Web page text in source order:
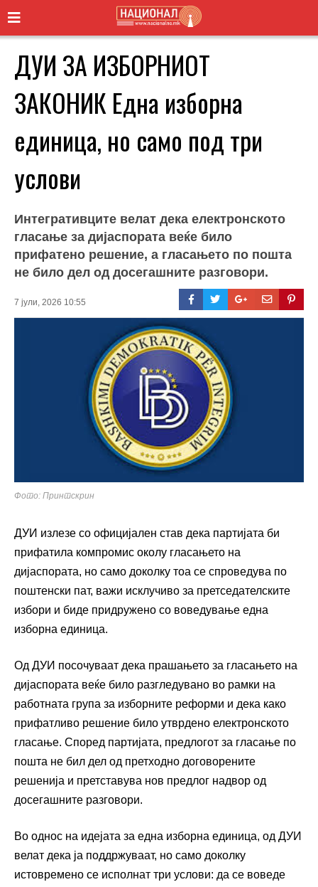
ДУИ ЗА ИЗБОРНИОТ
ЗАКОНИК Една изборна
единица, но само под три
услови
Интегративците велат дека електронското
гласање за дијаспората веќе било
прифатено решение, а гласањето по пошта
не било дел од досегашните разговори.
7 јули, 2026 10:55
Фото: Принтскрин
ДУИ излезе со официјален став дека партијата би
прифатила компромис околу гласањето на
дијаспората, но само доколку тоа се спроведува по
поштенски пат, важи исклучиво за претседателските
избори и биде придружено со воведување една
изборна единица.
Од ДУИ посочуваат дека прашањето за гласањето на
дијаспората веќе било разгледувано во рамки на
работната група за изборните реформи и дека како
прифатливо решение било утврдено електронското
гласање. Според партијата, предлогот за гласање по
пошта не бил дел од претходно договорените
решенија и претставува нов предлог надвор од
досегашните разговори.
Во однос на идејата за една изборна единица, од ДУИ
велат дека ја поддржуваат, но само доколку
истовремено се исполнат три услови: да се воведе